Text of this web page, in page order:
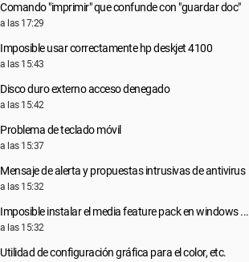
Comando "imprimir" que confunde con "guardar doc"
a las 17:29
Imposible usar correctamente hp deskjet 4100
a las 15:43
Disco duro externo acceso denegado
a las 15:42
Problema de teclado móvil
a las 15:37
Mensaje de alerta y propuestas intrusivas de antivirus
a las 15:32
Imposible instalar el media feature pack en windows ...
a las 15:32
Utilidad de configuración gráfica para el color, etc.